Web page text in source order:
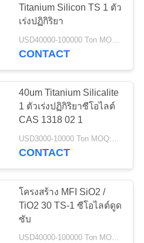
ซีโอไลต์
1
Titanium Silicon TS 1 ตัว
เร่งปฏิกิริยา
CONTACT
40um Titanium Silicalite
1 ตัวเร่งปฏิกิริยาซีโอไลต์
CAS 1318 02 1
USD3000-10000 Ton MOQ:1 กก
CONTACT
โครงสร้าง MFI SiO2 /
TiO2 30 TS-1 ซีโอไลต์ดูด
ซับ
USD40000-100000 Ton MOQ:1 กก